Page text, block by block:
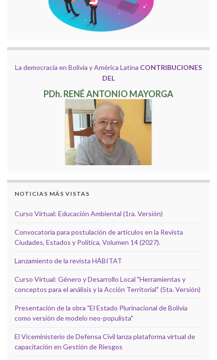
La democracia en Bolivia y América Latina CONTRIBUCIONES
DEL
PDh. RENÉ ANTONIO MAYORGA
NOTICIAS MÁS VISTAS
Curso Virtual: Educación Ambiental (1ra. Versión)
Convocatoria para postulación de artículos en la Revista
Ciudades, Estados y Política, Volumen 14 (2027).
Lanzamiento de la revista HÁBITAT
Curso Virtual: Género y Desarrollo Local "Herramientas y
conceptos para el análisis y la Acción Territorial" (5ta. Versión)
Presentación de la obra "El Estado Plurinacional de Bolivia
como versión de modelo neo-populista"
El Viceministerio de Defensa Civil lanza plataforma virtual de
capacitación en Gestión de Riesgos